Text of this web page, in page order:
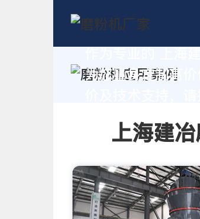
为您量身定制高
上海建